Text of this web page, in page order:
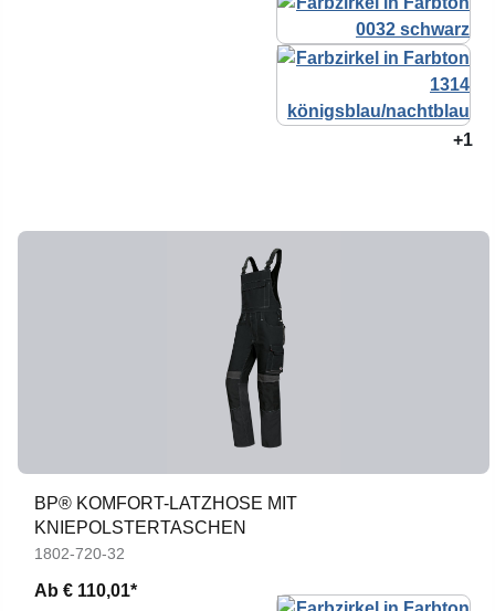
+1
BP® KOMFORT-LATZHOSE MIT
KNIEPOLSTERTASCHEN
1802-720-32
Ab € 110,01*